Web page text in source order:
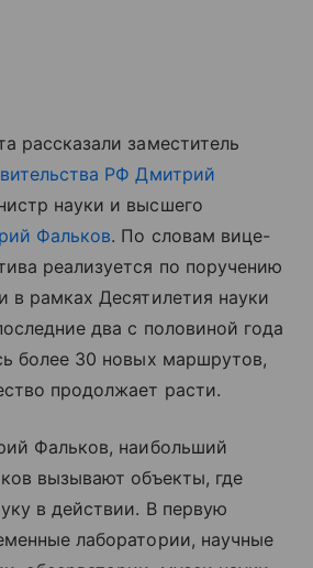
рассказали заместитель
РФ Дмитрий
науки и высшего
Фальков. По словам вице-
реализуется по поручению
в рамках Десятилетия науки
два с половиной года
более 30 новых маршрутов,
продолжает расти.
Фальков, наибольший
вызывают объекты, где
в действии. В первую
лаборатории, научные